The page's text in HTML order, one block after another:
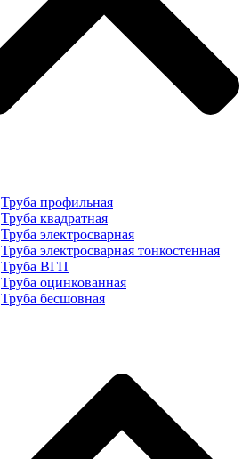
Труба профильная
Труба квадратная
Труба электросварная
Труба электросварная тонкостенная
Труба ВГП
Труба оцинкованная
Труба бесшовная